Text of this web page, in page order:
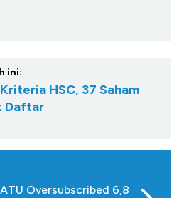
ini:
HSC, 37 Saham
Daftar
Oversubscribed 6,8